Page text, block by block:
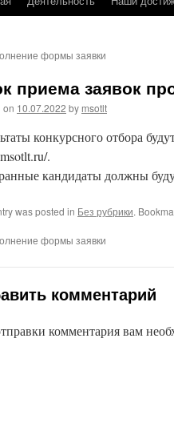
формы заявки
приема заявок
on 10.07.2022 by msotlt
конкурсного отбора
.
кандидаты должны
was posted in Без рубрики.
формы заявки
комментарий
комментария вам